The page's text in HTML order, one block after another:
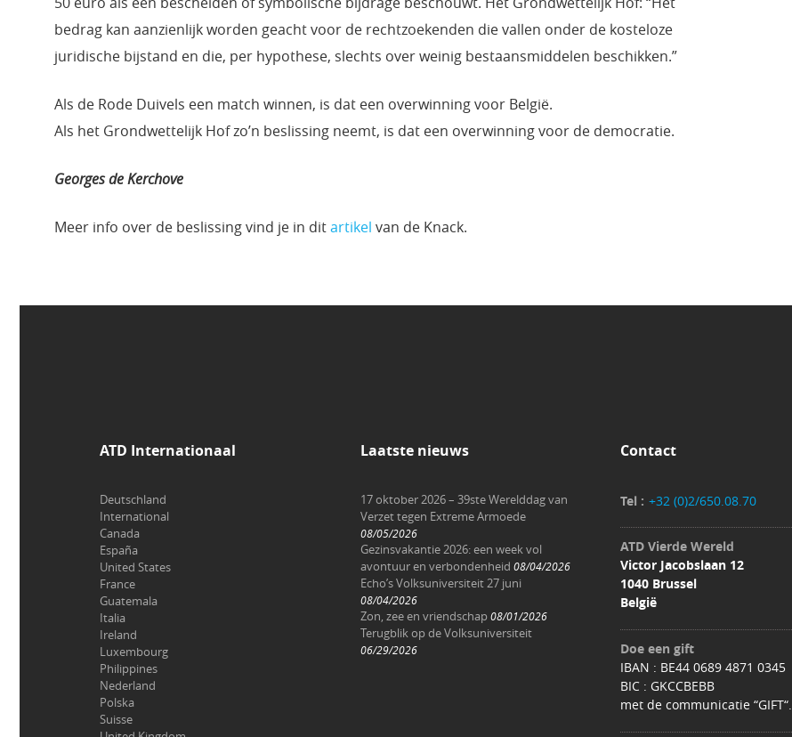
bedrag kan aanzienlijk worden geacht voor de rechtzoekenden die vallen onder de kosteloze
juridische bijstand en die, per hypothese, slechts over weinig bestaansmiddelen beschikken.”
Als de Rode Duivels een match winnen, is dat een overwinning voor België.
Als het Grondwettelijk Hof zo’n beslissing neemt, is dat een overwinning voor de democratie.
Georges de Kerchove
Meer info over de beslissing vind je in ditartikel van de Knack.
ATD Internationaal
Deutschland
International
Canada
España
United States
France
Guatemala
Italia
Ireland
Luxembourg
Philippines
Nederland
Polska
Suisse
Laatste nieuws
17 oktober 2026 – 39ste Werelddag van
Verzet tegen Extreme Armoede
08/05/2026
Gezinsvakantie 2026: een week vol
avontuur en verbondenheid 08/04/2026
Echo’s Volksuniversiteit 27 juni
08/04/2026
Zon, zee en vriendschap 08/01/2026
Terugblik op de Volksuniversiteit
06/29/2026
Contact
Tel : +32 (0)2/650.08.70
ATD Vierde Wereld
Victor Jacobslaan 12
1040 Brussel
België
Doe een gift
IBAN : BE44 0689 4871 0345
BIC : GKCCBEBB
met de communicatie “GIFT“.